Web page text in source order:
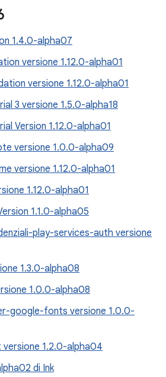
1.4.0-alpha07
versione 1.12.0-alpha01
versione 1.12.0-alpha01
3 versione 1.5.0-alpha18
Version 1.12.0-alpha01
versione 1.0.0-alpha09
versione 1.12.0-alpha01
1.12.0-alpha01
1.1.0-alpha05
play-services-auth versione
1.3.0-alpha08
1.0.0-alpha08
google-fonts versione 1.0.0-
versione 1.2.0-alpha04
di Ink